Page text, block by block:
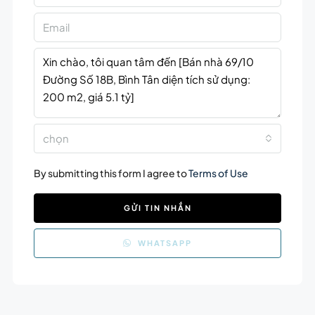
chọn
By submitting this form I agree toTerms of Use
GỬI TIN NHẮN
WHATSAPP